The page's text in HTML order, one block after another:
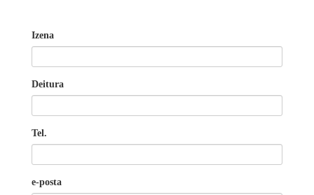
Izena
Deitura
Tel.
e-posta